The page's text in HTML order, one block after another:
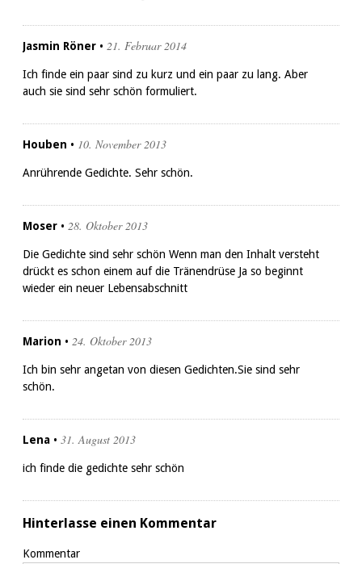
Jasmin Röner • 21. Februar 2014
Ich finde ein paar sind zu kurz und ein paar zu lang. Aber
auch sie sind sehr schön formuliert.
Houben • 10. November 2013
Anrührende Gedichte. Sehr schön.
Moser • 28. Oktober 2013
Die Gedichte sind sehr schön Wenn man den Inhalt versteht
drückt es schon einem auf die Tränendrüse Ja so beginnt
wieder ein neuer Lebensabschnitt
Marion • 24. Oktober 2013
Ich bin sehr angetan von diesen Gedichten.Sie sind sehr
schön.
Lena • 31. August 2013
ich finde die gedichte sehr schön
Hinterlasse einen Kommentar
Kommentar